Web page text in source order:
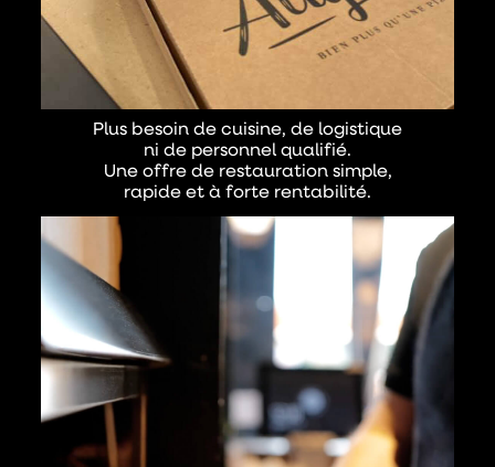
Plus besoin de cuisine, de logistique
ni de personnel qualifié.
Une offre de restauration simple,
rapide et à forte rentabilité.